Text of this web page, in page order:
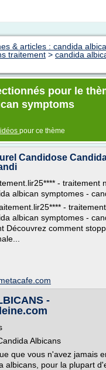
& articles : candida
traitement > candida
pour le
symptoms
pour ce thème
Candidose
- traitement
albican symptomes -
-
albican symptomes -
Découvrez comment
-
Albicans
que vous n'avez jamais
albicans, pour la plupart